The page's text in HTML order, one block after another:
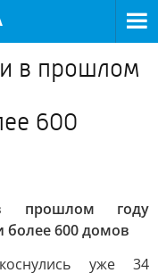
в прошлом
600
прошлом году
более 600 домов
уже 34